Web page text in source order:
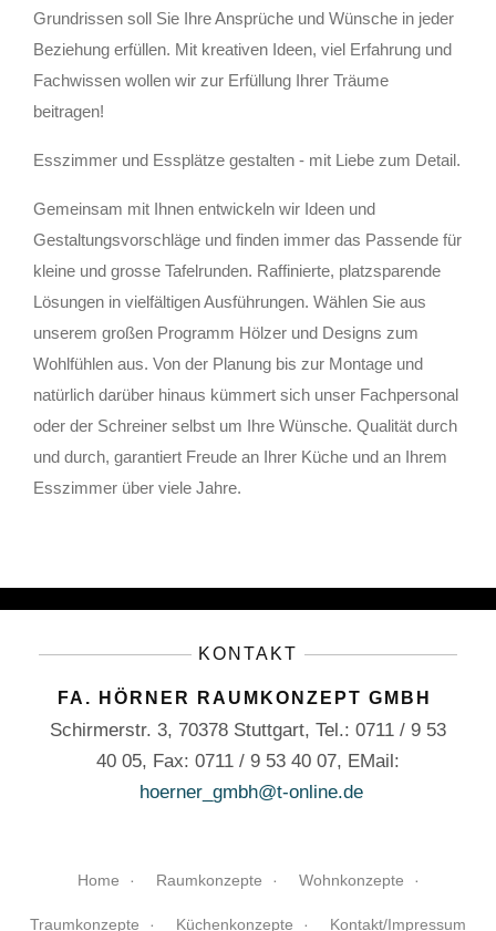
Grundrissen soll Sie Ihre Ansprüche und Wünsche in jeder
Beziehung erfüllen. Mit kreativen Ideen, viel Erfahrung und
Fachwissen wollen wir zur Erfüllung Ihrer Träume
beitragen!
Esszimmer und Essplätze gestalten - mit Liebe zum Detail.
Gemeinsam mit Ihnen entwickeln wir Ideen und
Gestaltungsvorschläge und finden immer das Passende für
kleine und grosse Tafelrunden. Raffinierte, platzsparende
Lösungen in vielfältigen Ausführungen. Wählen Sie aus
unserem großen Programm Hölzer und Designs zum
Wohlfühlen aus. Von der Planung bis zur Montage und
natürlich darüber hinaus kümmert sich unser Fachpersonal
oder der Schreiner selbst um Ihre Wünsche. Qualität durch
und durch, garantiert Freude an Ihrer Küche und an Ihrem
Esszimmer über viele Jahre.
KONTAKT
FA. HÖRNER RAUMKONZEPT GMBH
Schirmerstr. 3, 70378 Stuttgart, Tel.: 0711 / 9 53
40 05, Fax: 0711 / 9 53 40 07, EMail:
hoerner_gmbh@t-online.de
Home Raumkonzepte Wohnkonzepte
Traumkonzepte Küchenkonzepte Kontakt/Impressum